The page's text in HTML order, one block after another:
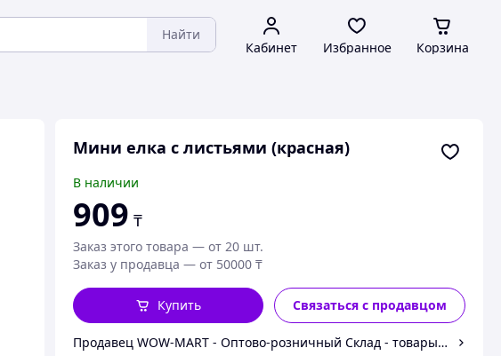
Найти
Кабинет Избранное Корзина
Мини елка с листьями (красная)
В наличии
909 ₸
Заказ этого товара — от 20 шт.
Заказ у продавца — от 50000 ₸
Купить Связаться с продавцом
Продавец WOW-MART - Оптово-розничный Склад - товары на заказ